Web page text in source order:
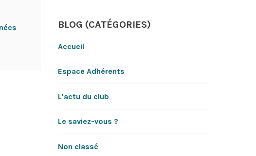
BLOG (CATÉGORIES)
Accueil
Espace Adhérents
L'actu du club
Le saviez-vous ?
Non classé